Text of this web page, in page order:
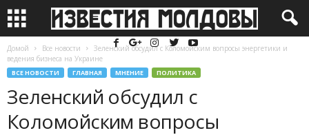
Домой Все новости
Зеленский обсудил с Коломойским вопросы энергетики и
ведения бизнеса на Украине
ВСЕ НОВОСТИ ГЛАВНАЯ МНЕНИЕ ПОЛИТИКА
Зеленский обсудил с
Коломойским вопросы